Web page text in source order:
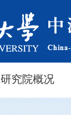
研究院概况